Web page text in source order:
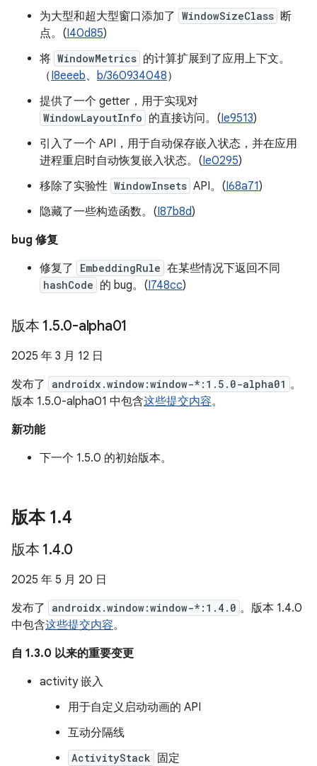
为大型和超大型窗口添加了 WindowSizeClass 断
点。(I40d85)
将 WindowMetrics 的计算扩展到了应用上下文。
（I8eeeb、 b/360934048）
提供了一个 getter，用于实现对
WindowLayoutInfo 的直接访问。(Ie9513)
引入了一个 API，用于自动保存嵌入状态，并在应用
进程重启时自动恢复嵌入状态。(Ie0295)
移除了实验性 WindowInsets API。(I68a71)
隐藏了一些构造函数。(I87b8d)
bug 修复
修复了
EmbeddingRule 在某些情况下返回不同
hashCode 的 bug。(I748cc)
版本 1.5.0-alpha01
2025 年 3 月 12 日
发布了
androidx.window:window-*:1.5.0-alpha01 。
版本 1.5.0-alpha01 中包含这些提交内容。
新功能
下一个 1.5.0 的初始版本。
版本 1.4
版本 1.4.0
2025 年 5 月 20 日
发布了
androidx.window:window-*:1.4.0 。版本 1.4.0
中包含这些提交内容。
自 1.3.0 以来的重要变更
activity 嵌入
用于自定义启动动画的 API
互动分隔线
ActivityStack 固定